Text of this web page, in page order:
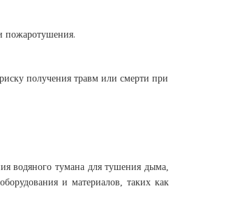
пожаротушения.
получения травм или смерти при
водяного тумана для тушения дыма,
и материалов, таких как